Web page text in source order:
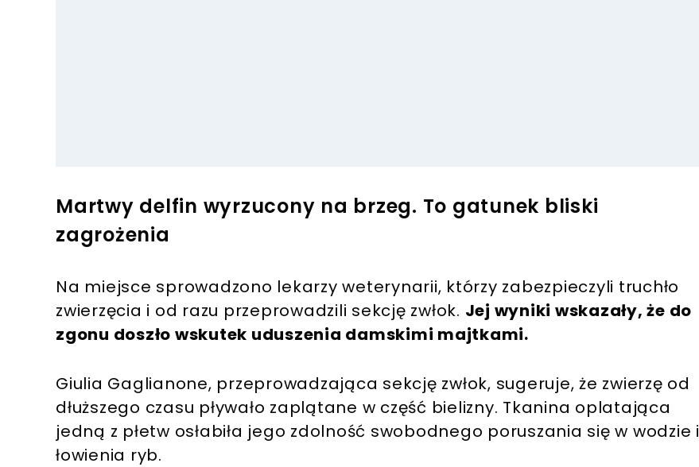
Martwy delfin wyrzucony na brzeg. To gatunek bliski
zagrożenia
Na miejsce sprowadzono lekarzy weterynarii, którzy zabezpieczyli truchło
zwierzęcia i od razu przeprowadzili sekcję zwłok. Jej wyniki wskazały, że do
zgonu doszło wskutek uduszenia damskimi majtkami.
Giulia Gaglianone, przeprowadzająca sekcję zwłok, sugeruje, że zwierzę od
dłuższego czasu pływało zaplątane w część bielizny. Tkanina oplatająca
jedną z płetw osłabiła jego zdolność swobodnego poruszania się w wodzie i
łowienia ryb.